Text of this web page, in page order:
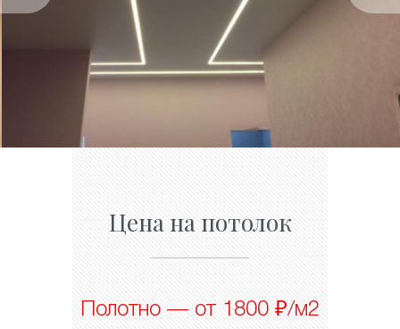
Цена на потолок
Полотно — от 1800 ₽/м2